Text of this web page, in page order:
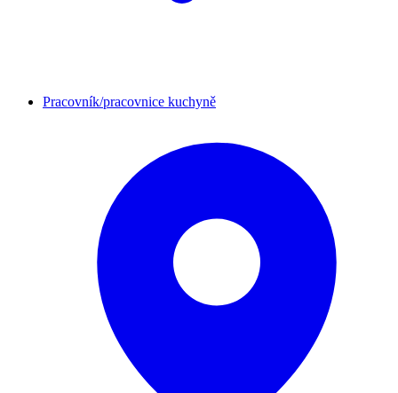
Pracovník/pracovnice kuchyně